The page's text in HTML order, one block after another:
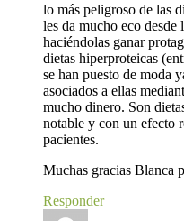
lo más peligroso de las
les da mucho eco
haciéndolas ganar
dietas hiperproteicas
se han puesto de moda
asociados a ellas
mucho dinero. Son
notable y con un efecto
pacientes.
Muchas gracias Blanca
Responder